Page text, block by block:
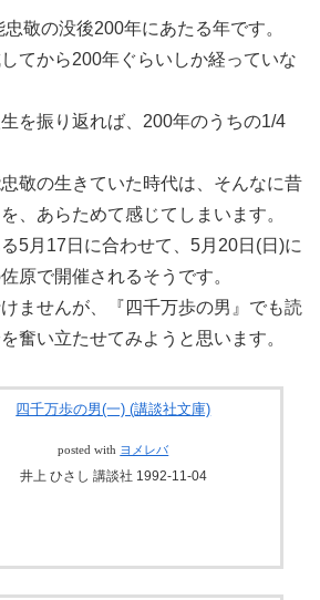
敬の没後200年にあたる年です。
てから200年ぐらいしか経っていな
を振り返れば、200年のうちの1/4
敬の生きていた時代は、そんなに昔
、あらためて感じてしまいます。
5月17日に合わせて、5月20日(日)に
原で開催されるそうです。
ませんが、『四千万歩の男』でも読
奮い立たせてみようと思います。
四千万歩の男(一) (講談社文庫)
posted with ヨメレバ
井上 ひさし 講談社 1992-11-04